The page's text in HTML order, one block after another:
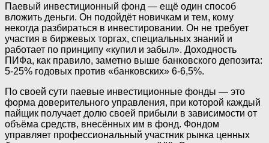
Паевый инвестиционный фонд — ещё один способ
вложить деньги. Он подойдёт новичкам и тем, кому
некогда разбираться в инвестировании. Он не требует
участия в биржевых торгах, специальных знаний и
работает по принципу «купил и забыл». Доходность
ПИФа, как правило, заметно выше банковского депозита:
5-25% годовых против «банковских» 6-6,5%.
По своей сути паевые инвестиционные фонды — это
форма доверительного управления, при которой каждый
пайщик получает долю своей прибыли в зависимости от
объёма средств, внесённых им в фонд. Фондом
управляет профессиональный участник рынка ценных